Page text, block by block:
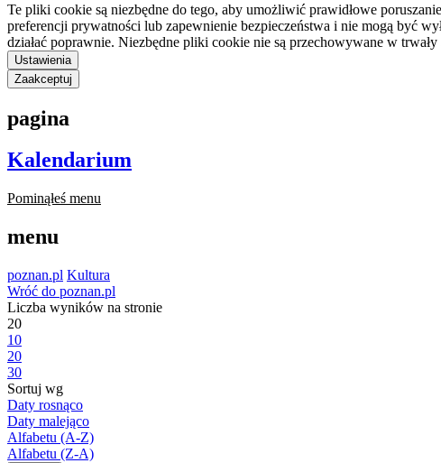
Te pliki cookie są niezbędne do tego, aby umożliwić prawidłowe
preferencji prywatności lub zapewnienie bezpieczeństwa i nie mogą być
działać poprawnie. Niezbędne pliki cookie nie są przechowywane w
Ustawienia
Zaakceptuj
pagina
Kalendarium
Pominąłeś menu
menu
poznan.pl Kultura
Wróć do poznan.pl
Liczba wyników na stronie
20
10
20
30
Sortuj wg
Daty rosnąco
Daty malejąco
Alfabetu (A-Z)
Alfabetu (Z-A)